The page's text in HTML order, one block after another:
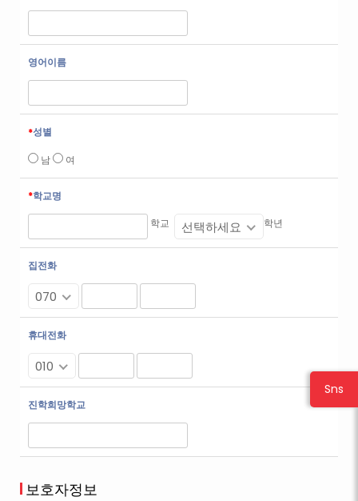
Sns
영어이름
성별
남 여
학교명
학교 선택하세요 학년
집전화
070
휴대전화
010
진학희망학교
보호자정보